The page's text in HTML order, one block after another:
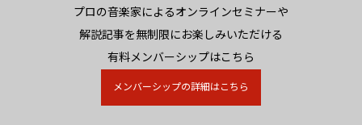
プロの音楽家によるオンラインセミナーや
解説記事を無制限にお楽しみいただける
有料メンバーシップはこちら
メンバーシップの詳細はこちら